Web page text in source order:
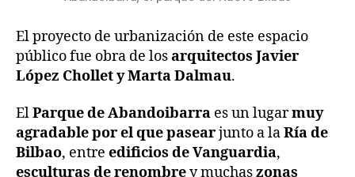
El proyecto de urbanización de este espacio
público fue obra de losarquitectos Javier
López Chollet y Marta Dalmau.
ElParque de Abandoibarra es un lugarmuy
agradable por el que pasearjunto a laRía de
Bilbao, entre edificios de Vanguardia,
esculturas de renombrey muchaszonas